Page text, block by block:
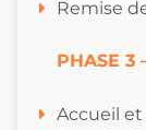
Remise
PHASE 3
Accueil